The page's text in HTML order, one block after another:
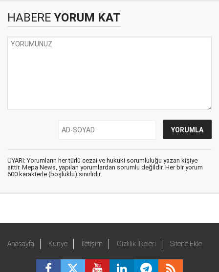
HABERE YORUM KAT
UYARI: Yorumların her türlü cezai ve hukuki sorumluluğu yazan kişiye
aittir. Mepa News, yapılan yorumlardan sorumlu değildir. Her bir yorum
600 karakterle (boşluklu) sınırlıdır.
Anasayfa Künye İletişim Gizlilik İlkeleri Sitene Ekle